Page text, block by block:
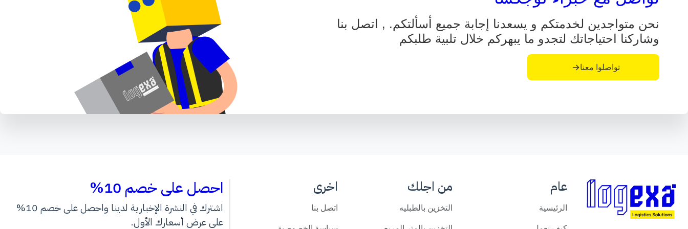
نحن متواجدين لخدمتكم و يسعدنا إجابة جميع أسألتكم. , اتصل بنا
وشاركنا احتياجاتك لتجدو ما يبهركم خلال تلبية طلبكم
تواصلوا معنا
احصل على خصم 10%
اشترك في النشرة الإخبارية لدينا واحصل على خصم 10%
على عرض أسعارك الأول.
عام
الرئيسية
من اجلك
التخزين بالطبليه
اخرى
اتصل بنا